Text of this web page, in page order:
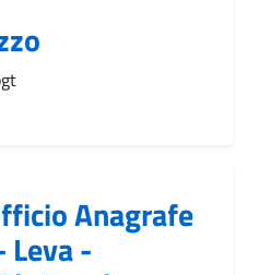
Anagrafe
Leva -